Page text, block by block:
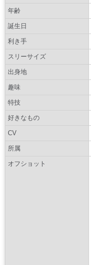
年齢
誕生日
利き手
スリーサイズ
出身地
趣味
特技
好きなもの
CV
所属
オフショット